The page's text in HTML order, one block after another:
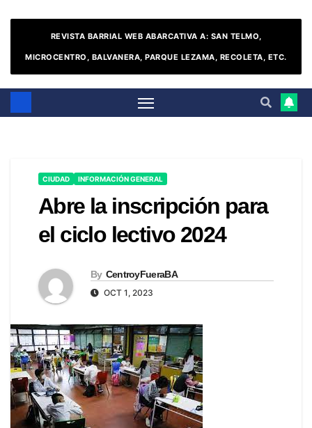
REVISTA BARRIAL WEB ABARCATIVA A: SAN TELMO,
MICROCENTRO, BALVANERA, PARQUE LEZAMA, RECOLETA, ETC.
CIUDAD INFORMACIÓN GENERAL
Abre la inscripción para
el ciclo lectivo 2024
By CentroyFueraBA
OCT 1, 2023